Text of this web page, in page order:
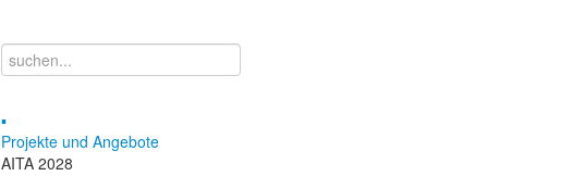
▪
Projekte und Angebote
AITA 2028